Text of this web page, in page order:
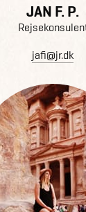
JAN F. P.
jafi@jr.dk